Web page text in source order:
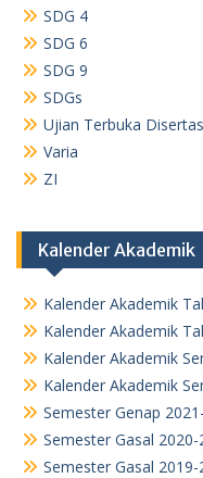
SDG 4
SDG 6
SDG 9
SDGs
Ujian Terbuka
Varia
ZI
Kalender Akademik
Kalender Akademik
Kalender Akademik
Kalender Akademik
Kalender Akademik
Semester Genap
Semester Gasal 2020-
Semester Gasal 2019-